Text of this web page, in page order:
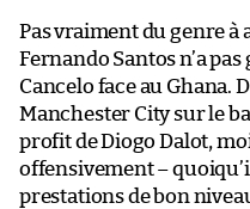
Pas vraiment du genre à
Fernando Santos n’a
Cancelo face au Ghana.
Manchester City sur le
profit de Diogo Dalot,
offensivement –
prestations de bon